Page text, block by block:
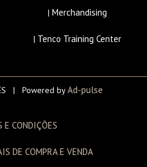
| Merchandising
| Tenco Training Center
| Powered byAd-pulse
E CONDIÇÕES
DE COMPRA E VENDA